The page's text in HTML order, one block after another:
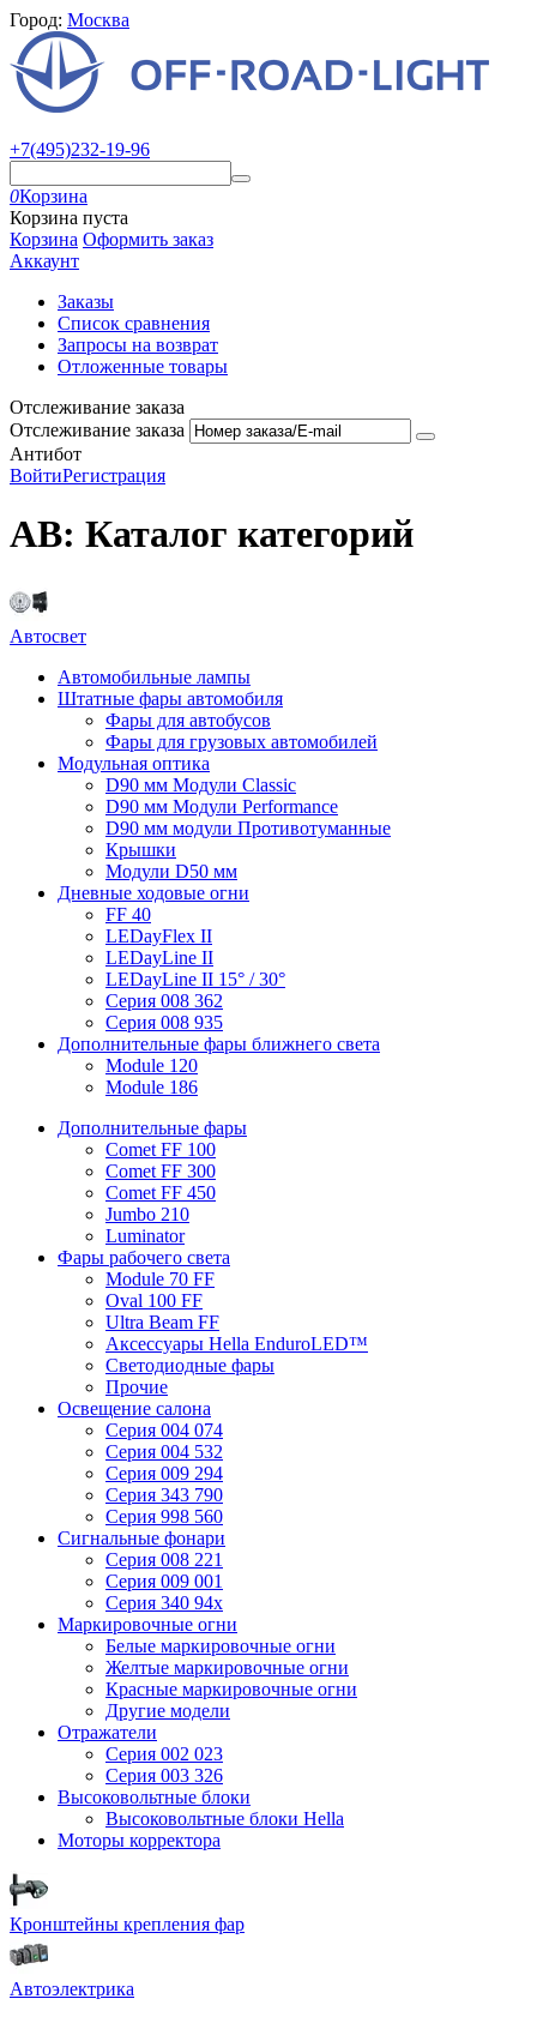
Город: Москва
+7(495)232-19-96
0Корзина
Корзина пуста
Корзина Оформить заказ
Аккаунт
Заказы
Список сравнения
Запросы на возврат
Отложенные товары
Отслеживание заказа
Отслеживание заказа
Антибот
ВойтиРегистрация
AB: Каталог категорий
Автосвет
Автомобильные лампы
Штатные фары автомобиля
Фары для автобусов
Фары для грузовых автомобилей
Модульная оптика
D90 мм Модули Classic
D90 мм Модули Performance
D90 мм модули Противотуманные
Крышки
Модули D50 мм
Дневные ходовые огни
FF 40
LEDayFlex II
LEDayLine II
LEDayLine II 15° / 30°
Серия 008 362
Серия 008 935
Дополнительные фары ближнего света
Module 120
Module 186
Дополнительные фары
Comet FF 100
Comet FF 300
Comet FF 450
Jumbo 210
Luminator
Фары рабочего света
Module 70 FF
Oval 100 FF
Ultra Beam FF
Аксессуары Hella EnduroLED™
Светодиодные фары
Прочие
Освещение салона
Серия 004 074
Серия 004 532
Серия 009 294
Серия 343 790
Серия 998 560
Сигнальные фонари
Серия 008 221
Серия 009 001
Серия 340 94x
Маркировочные огни
Белые маркировочные огни
Желтые маркировочные огни
Красные маркировочные огни
Другие модели
Отражатели
Серия 002 023
Серия 003 326
Высоковольтные блоки
Высоковольтные блоки Hella
Моторы корректора
Кронштейны крепления фар
Автоэлектрика